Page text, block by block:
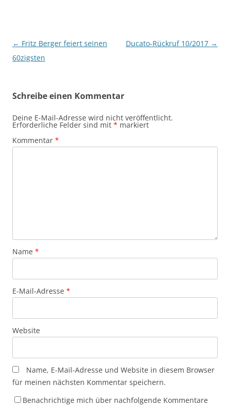
Beitragsnavigation
← Fritz Berger feiert seinen
60zigsten
Ducato-Rückruf 10/2017 →
Schreibe einen Kommentar
Deine E-Mail-Adresse wird nicht veröffentlicht.
Erforderliche Felder sind mit * markiert
Kommentar *
Name *
E-Mail-Adresse *
Website
Name, E-Mail-Adresse und Website in diesem Browser
für meinen nächsten Kommentar speichern.
Benachrichtige mich über nachfolgende Kommentare